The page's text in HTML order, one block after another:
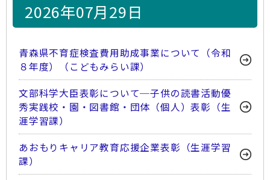
2026年07月29日
青森県不育症検査費用助成事業について（令和
８年度）（こどもみらい課）
文部科学大臣表彰について─子供の読書活動優
秀実践校・園・図書館・団体（個人）表彰（生
涯学習課）
あおもりキャリア教育応援企業表彰（生涯学習
課）